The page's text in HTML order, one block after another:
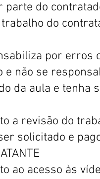
do
do
por erros
não se
da aula e tenha
a revisão do
solicitado e
ao acesso às